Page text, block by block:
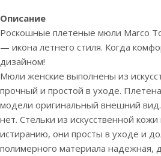
Описание
Роскошные плетеные мюли Marco
— икона летнего стиля. Когда
дизайном!
Мюли женские выполнены из
прочный и простой в уходе.
модели оригинальный внешний
нет. Стельки из искусственной
истиранию, они просты в уходе и
полимерного материала надежная,